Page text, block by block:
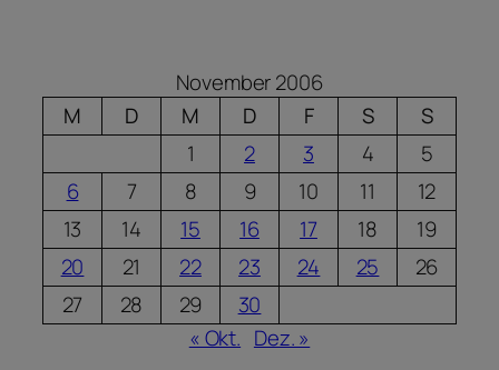
November 2006
M
D M D F S
S
1
2 3 4
5
6
7 8 9 10 11
12
13
14 15 16 17 18
19
20
21 22 23 24 25
26
27
28 29
30
« Okt. Dez. »